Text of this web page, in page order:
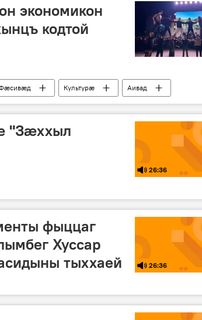
экономикон
кодтой
Культурӕ Аивад
"Зæххыл
26:36
фыццаг
Хуссар
тыххаей
26:36